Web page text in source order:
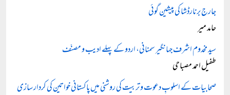
جارج برنارڈشا کی پیشِین گوئی
حامد میر
سید مخدوم اشرف جہانگیر سمنانی، اردو کے پہلے ادیب و مصنّف
طفیل احمد مصباحی
صحابیات کے اسلوبِ دعوت و تربیت کی روشنی میں پاکستانی خواتین کی کردار سازی